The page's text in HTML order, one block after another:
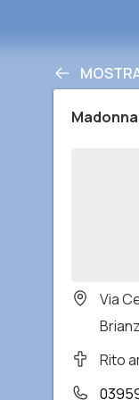
Via
Rito